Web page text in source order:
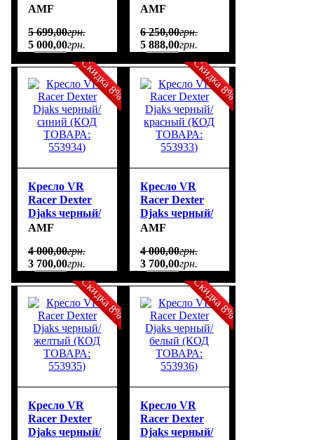
чорний/синій
553508
AMF
5 699,00грн.
5 000,00грн.
черный 554 034
AMF
6 250,00грн.
5 888,00грн.
Скидка 8%
Кресло VR
Racer Dexter
Djaks черный/
синий (КОД
553934)
AMF
4 000,00грн.
3 700,00грн.
Скидка 8%
Кресло VR
Racer Dexter
Djaks черный/
красный (КОД
553933)
AMF
4 000,00грн.
3 700,00грн.
Скидка 8%
Кресло VR
Racer Dexter
Djaks черный/
Скидка 8%
Кресло VR
Racer Dexter
Djaks черный/